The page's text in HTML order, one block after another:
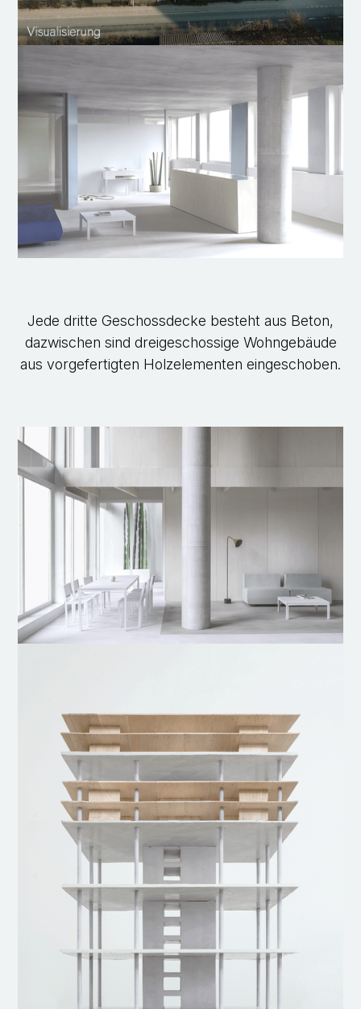
Jede dritte Geschossdecke besteht aus Beton,
dazwischen sind dreigeschossige Wohngebäude
aus vorgefertigten Holzelementen eingeschoben.